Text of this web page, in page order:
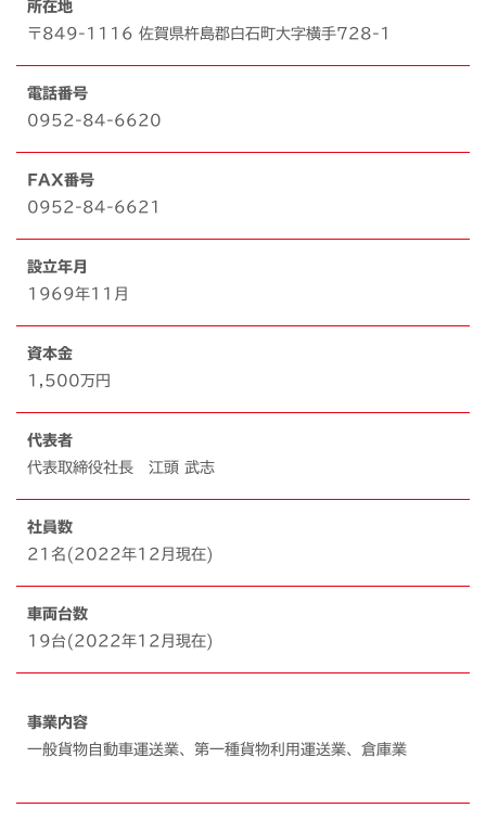
所在地
〒849-1116 佐賀県杵島郡白石町大字横手728-1
電話番号
0952-84-6620
FAX番号
0952-84-6621
設立年月
1969年11月
資本金
1,500万円
代表者
代表取締役社長 江頭 武志
社員数
21名(2022年12月現在)
車両台数
19台(2022年12月現在)
事業内容
一般貨物自動車運送業、第一種貨物利用運送業、倉庫業